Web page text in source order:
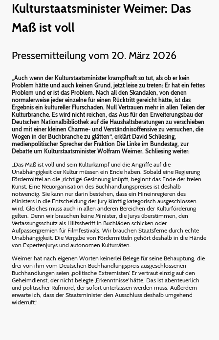
Kulturstaatsminister Weimer: Das
Maß ist voll
Pressemitteilung vom 20. März 2026
„Auch wenn der Kulturstaatsminister krampfhaft so tut, als ob er kein
Problem hätte und auch keinen Grund, jetzt leise zu treten: Er hat ein fettes
Problem und er ist das Problem. Nach all den Skandalen, von denen
normalerweise jeder einzelne für einen Rücktritt gereicht hätte, ist das
Ergebnis ein kultureller Flurschaden. Null Vertrauen mehr in allen Teilen der
Kulturbranche. Es wird nicht reichen, das Aus für den Erweiterungsbau der
Deutschen Nationalbibliothek auf die Haushaltsberatungen zu verschieben
und mit einer kleinen Charme- und Verständnisoffensive zu versuchen, die
Wogen in der Buchbranche zu glätten“, erklärt David Schliesing,
medienpolitischer Sprecher der Fraktion Die Linke im Bundestag, zur
Debatte um Kulturstaatsminister Wolfram Weimer. Schliesing weiter:
„Das Maß ist voll und sein Kulturkampf und die Angriffe auf die
Unabhängigkeit der Kultur müssen ein Ende haben. Sobald eine Regierung
Fördermittel an die ‚richtige‘ Gesinnung knüpft, beginnt das Ende der freien
Kunst. Eine Neuorganisation des Buchhandlungspreises ist deshalb
notwendig. Sie kann nur darin bestehen, dass ein Hineinregieren des
Ministers in die Entscheidung der Jury künftig kategorisch ausgeschlossen
wird. Gleiches muss auch in allen anderen Bereichen der Kulturförderung
gelten. Denn wir brauchen keine Minister, die Jurys überstimmen, den
Verfassungsschutz als Hilfssheriff in Buchläden schicken oder
Aufpassergremien für Filmfestivals. Wir brauchen Staatsferne durch echte
Unabhängigkeit. Die Vergabe von Fördermitteln gehört deshalb in die Hände
von Expertenjurys und autonomen Kulturräten.
Weimer hat nach eigenen Worten keinerlei Belege für seine Behauptung, die
drei von ihm vom Deutschen Buchhandlungspreis ausgeschlossenen
Buchhandlungen seien ‚politische Extremisten‘. Er vertraut einzig auf den
Geheimdienst, der nicht belegte ‚Erkenntnisse‘ hätte. Das ist abenteuerlich
und politischer Rufmord, der sofort unterlassen werden muss. Außerdem
erwarte ich, dass der Staatsminister den Ausschluss deshalb umgehend
widerruft.“